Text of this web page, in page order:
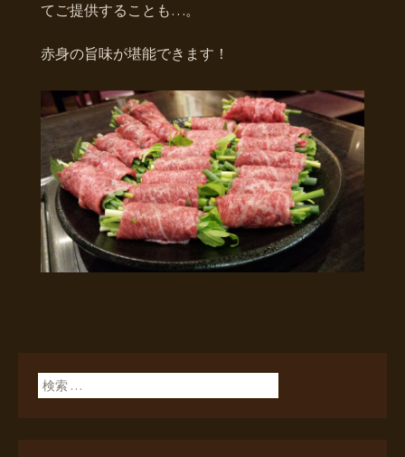
てご提供することも…。
赤身の旨味が堪能できます！
検索: